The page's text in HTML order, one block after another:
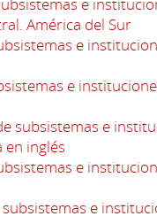
América del Sur
e
e
subsistemas e
en inglés
e
e